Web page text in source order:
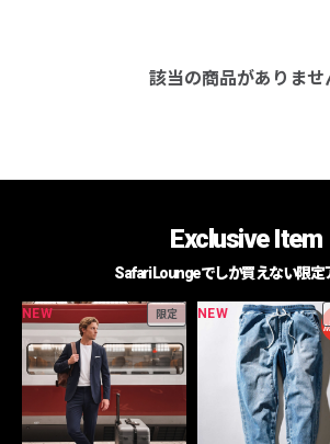
該当の商品がありませ
Exclusive Item
Safari Loungeでしか買えない限定
NEW 限定 NEW